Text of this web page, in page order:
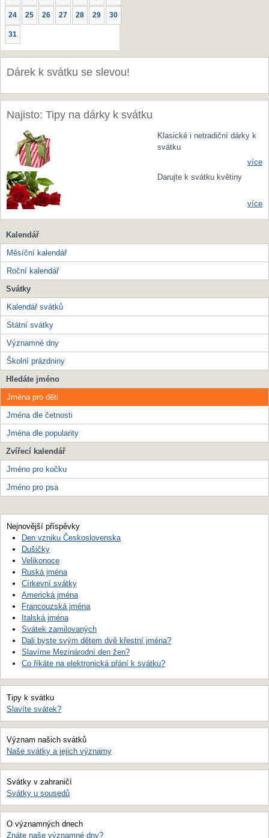
24 25 26 27 28 29 30
31
Dárek k svátku se slevou!
Najisto: Tipy na dárky k svátku
Klasické i netradiční dárky k
svátku
více
Darujte k svátku květiny
více
Kalendář
Měsíční kalendář
Roční kalendář
Svátky
Kalendář svátků
Státní svátky
Významné dny
Školní prázdniny
Hledáte jméno
Jména pro děti
Jména dle četnosti
Jména dle popularity
Zvířecí kalendář
Jméno pro kočku
Jméno pro psa
Nejnovější příspěvky
Den vzniku Československa
Dušičky
Velikonoce
Ruská jména
Církevní svátky
Americká jména
Francouzská jména
Italská jména
Svátek zamilovaných
Dali byste svým dětem dvě křestní jména?
Slavíme Mezinárodní den žen?
Co říkáte na elektronická přání k svátku?
Tipy k svátku
Slavíte svátek?
Význam našich svátků
Naše svátky a jejich významy
Svátky v zahraničí
Svátky u sousedů
O významných dnech
Znáte naše významné dny?